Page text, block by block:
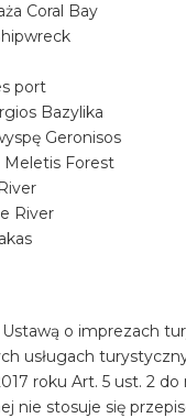
Coral Bay
port
Bazylika
Geronisos
Meletis Forest
River
o imprezach
usługach
roku Art. 5 ust. 2 do
nie stosuje się